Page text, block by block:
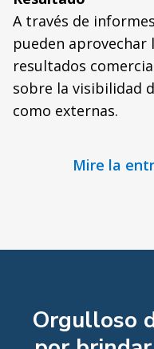
A través de
pueden
resultados
sobre la visibilidad
como externas.
Mire la
Orgulloso